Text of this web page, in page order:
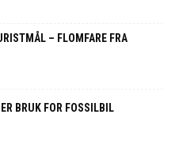
– FLOMFARE FRA
BRUK FOR FOSSILBIL